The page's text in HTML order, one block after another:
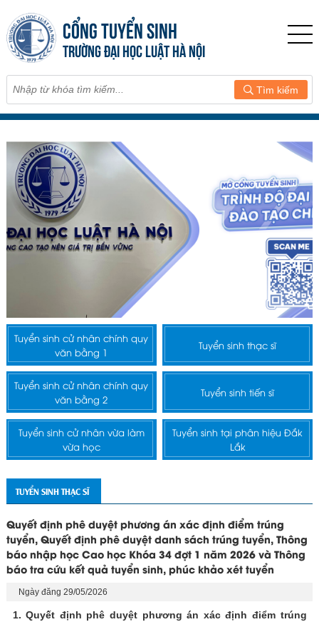
CỔNG TUYỂN SINH
TRƯỜNG ĐẠI HỌC LUẬT HÀ NỘI
Tìm kiếm
Tuyển sinh cử nhân chính quy
văn bằng 1
Tuyển sinh thạc sĩ
Tuyển sinh cử nhân chính quy
văn bằng 2
Tuyển sinh tiến sĩ
Tuyển sinh cử nhân vừa làm
vừa học
Tuyển sinh tại phân hiệu Đắk
Lắk
TUYỂN SINH THẠC SĨ
Quyết định phê duyệt phương án xác định điểm trúng
tuyển, Quyết định phê duyệt danh sách trúng tuyển, Thông
báo nhập học Cao học Khóa 34 đợt 1 năm 2026 và Thông
báo tra cứu kết quả tuyển sinh, phúc khảo xét tuyển
Ngày đăng 29/05/2026
1. Quyết định phê duyệt phương án xác định điểm trúng